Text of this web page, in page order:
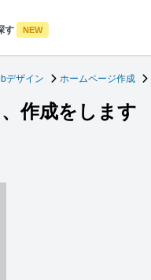
す NEW
デザイン ホームページ作成
作成をします